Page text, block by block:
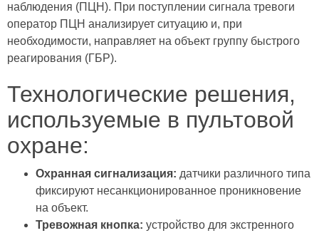
наблюдения (ПЦН). При поступлении сигнала тревоги
оператор ПЦН анализирует ситуацию и, при
необходимости, направляет на объект группу быстрого
реагирования (ГБР).
Технологические решения,
используемые в пультовой
охране:
Охранная сигнализация: датчики различного типа
фиксируют несанкционированное проникновение
на объект.
Тревожная кнопка: устройство для экстренного